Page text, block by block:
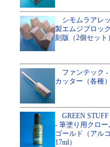
シモムラアレ
製エムジブロッ
刻版（2個セット）
ファンテック -
カッター（各種）
GREEN
- 筆塗り用クロ
ゴールド（アル
17ml）